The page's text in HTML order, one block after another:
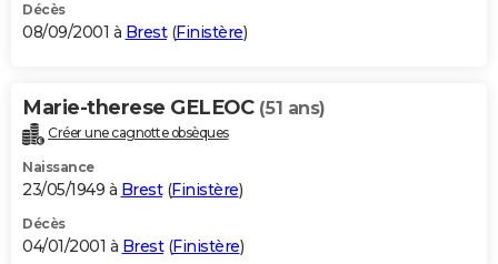
Décès
08/09/2001 à Brest(Finistère)
Marie-therese GELEOC (51 ans)
Créer une cagnotte obsèques
Naissance
23/05/1949 à Brest(Finistère)
Décès
04/01/2001 à Brest(Finistère)